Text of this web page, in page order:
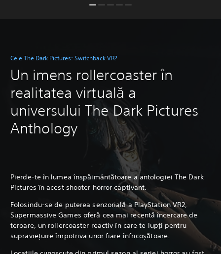
Ce e The Dark Pictures: Switchback VR?
Un imens rollercoaster în
realitatea virtuală a
universului The Dark Pictures
Anthology
Pierde-te în lumea înspăimântătoare a antologiei The Dark
Pictures în acest shooter horror captivant.
Folosindu-se de puterea senzorială a PlayStation VR2,
Supermassive Games oferă cea mai recentă încercare de
teroare, un rollercoaster reactiv în care te lupți pentru
supraviețuire împotriva unor fiare înfricoșătoare.